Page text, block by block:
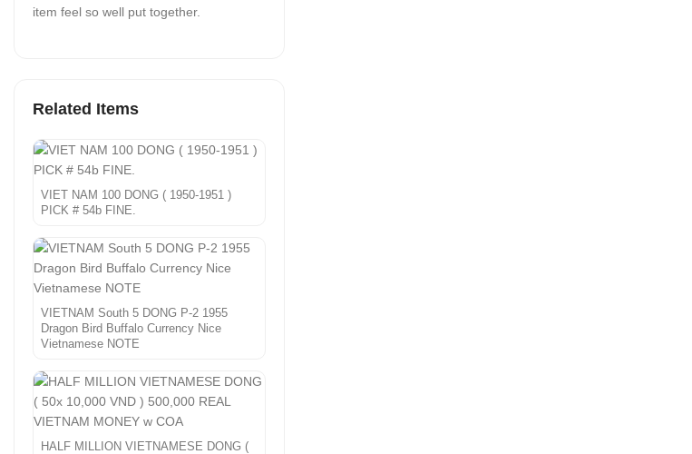
item feel so well put together.
Related Items
VIET NAM 100 DONG ( 1950-1951 )
PICK # 54b FINE.
VIETNAM South 5 DONG P-2 1955
Dragon Bird Buffalo Currency Nice
Vietnamese NOTE
HALF MILLION VIETNAMESE DONG (